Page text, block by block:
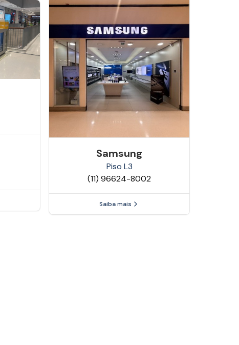
Samsung
Piso L3
(11) 96624-8002
Saiba mais